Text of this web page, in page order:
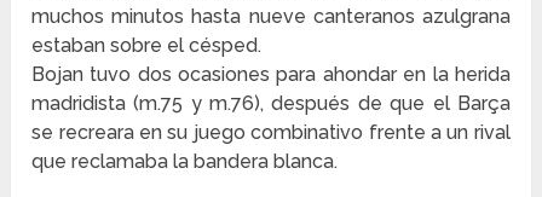
muchos minutos hasta nueve canteranos azulgrana
estaban sobre el césped.
Bojan tuvo dos ocasiones para ahondar en la herida
madridista (m.75 y m.76), después de que el Barça
se recreara en su juego combinativo frente a un rival
que reclamaba la bandera blanca.